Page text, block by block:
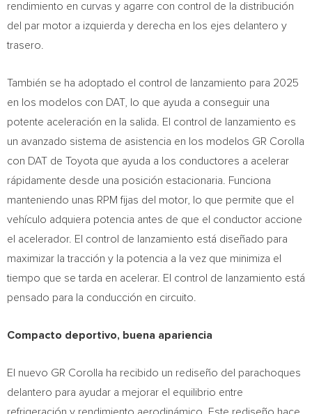
rendimiento en curvas y agarre con control de la distribución
del par motor a izquierda y derecha en los ejes delantero y
trasero.
También se ha adoptado el control de lanzamiento para 2025
en los modelos con DAT, lo que ayuda a conseguir una
potente aceleración en la salida. El control de lanzamiento es
un avanzado sistema de asistencia en los modelos GR Corolla
con DAT de Toyota que ayuda a los conductores a acelerar
rápidamente desde una posición estacionaria. Funciona
manteniendo unas RPM fijas del motor, lo que permite que el
vehículo adquiera potencia antes de que el conductor accione
el acelerador. El control de lanzamiento está diseñado para
maximizar la tracción y la potencia a la vez que minimiza el
tiempo que se tarda en acelerar. El control de lanzamiento está
pensado para la conducción en circuito.
Compacto deportivo, buena apariencia
El nuevo GR Corolla ha recibido un rediseño del parachoques
delantero para ayudar a mejorar el equilibrio entre